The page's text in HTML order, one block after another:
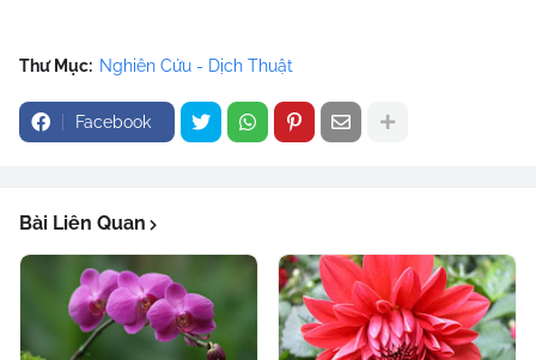
Thư Mục: Nghiên Cứu - Dịch Thuật
Facebook
Bài Liên Quan